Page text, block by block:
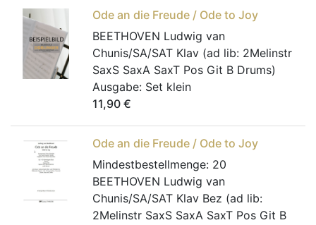
Ode an die Freude / Ode to Joy
BEETHOVEN Ludwig van
Chunis/SA/SAT Klav (ad lib: 2Melinstr
SaxS SaxA SaxT Pos Git B Drums)
Ausgabe: Set klein
11,90 €
Ode an die Freude / Ode to Joy
Mindestbestellmenge: 20
BEETHOVEN Ludwig van
Chunis/SA/SAT Klav Bez (ad lib:
2Melinstr SaxS SaxA SaxT Pos Git B